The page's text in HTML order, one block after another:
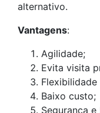
alternativo.
Vantagens:
Agilidade;
Evita visita
Baixo custo;
Segurança